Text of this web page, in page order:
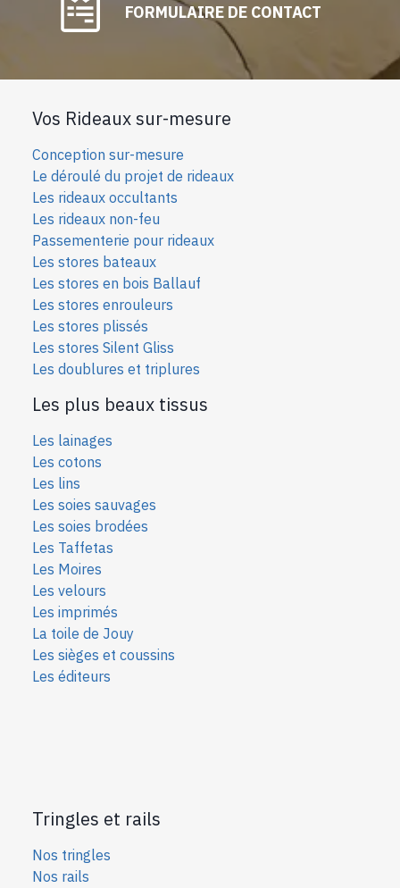
FORMULAIRE DE CONTACT
Vos Rideaux sur-mesure
Conception sur-mesure
Le déroulé du projet de rideaux
Les rideaux occultants
Les rideaux non-feu
Passementerie pour rideaux
Les stores bateaux
Les stores en bois Ballauf
Les stores enrouleurs
Les stores plissés
Les stores Silent Gliss
Les doublures et triplures
Les plus beaux tissus
Les lainages
Les cotons
Les lins
Les soies sauvages
Les soies brodées
Les Taffetas
Les Moires
Les velours
Les imprimés
La toile de Jouy
Les sièges et coussins
Les éditeurs
Tringles et rails
Nos tringles
Nos rails